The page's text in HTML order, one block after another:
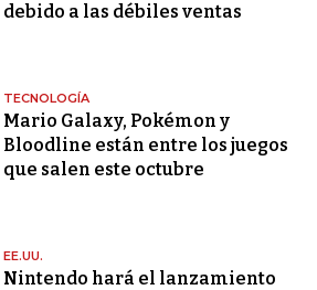
debido a las débiles ventas
TECNOLOGÍA
Mario Galaxy, Pokémon y
Bloodline están entre los juegos
que salen este octubre
EE.UU.
Nintendo hará el lanzamiento